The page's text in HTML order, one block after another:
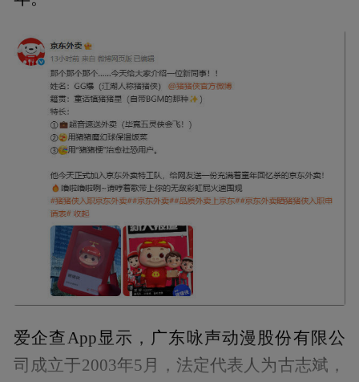
爱企查App显示，广东咏声动漫股份有限公
司成立于2003年5月，法定代表人为古志斌，